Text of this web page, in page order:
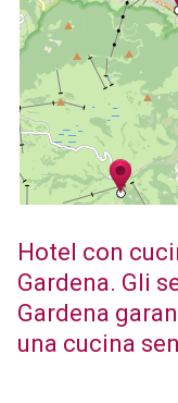
Hotel con
Gardena. Gli
Gardena
una cucina